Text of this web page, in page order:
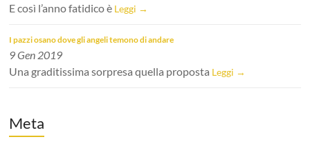
E così l’anno fatidico è Leggi →
I pazzi osano dove gli angeli temono di andare
9 Gen 2019
Una graditissima sorpresa quella proposta Leggi →
Meta